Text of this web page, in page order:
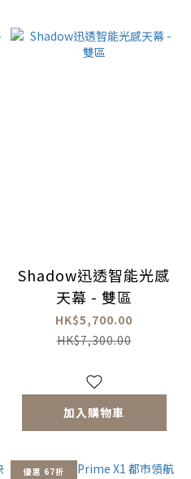
Shadow迅透智能光感
天幕 - 雙區
HK$5,700.00
HK$7,300.00
加入購物車
優惠 67折